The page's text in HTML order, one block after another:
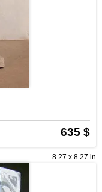
635 $
8.27 x 8.27 in